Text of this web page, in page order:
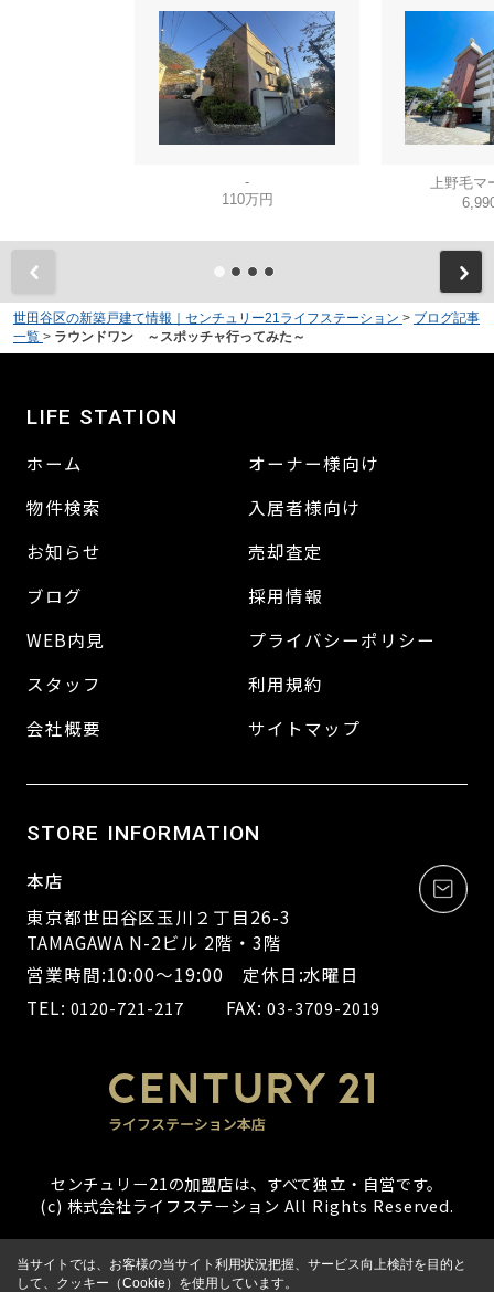
-
110万円
上野毛
世田谷区の新築戸建て情報｜センチュリー21ライフステーション > ブログ記事
一覧 > ラウンドワン ～スポッチャ行ってみた～
LIFE STATION
ホーム
物件検索
お知らせ
ブログ
WEB内見
スタッフ
会社概要
オーナー様向け
入居者様向け
売却査定
採用情報
プライバシーポリシー
利用規約
サイトマップ
STORE INFORMATION
本店
東京都世田谷区玉川２丁目26-3
TAMAGAWA N-2ビル 2階・3階
営業時間:10:00～19:00 定休日:水曜日
TEL: 0120-721-217 FAX:03-3709-2019
センチュリー21の加盟店は、すべて独立・自営です。
(c) 株式会社ライフステーション All Rights Reserved.
当サイトでは、お客様の当サイト利用状況把握、サービス向上検討を目的と
して、クッキー（Cookie）を使用しています。